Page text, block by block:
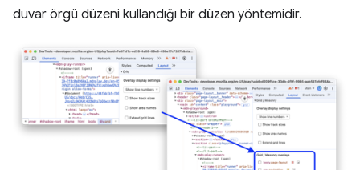
duvar örgü düzeni kullandığı bir düzen yöntemidir.